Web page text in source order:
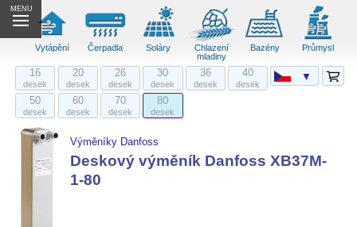
MENU
Vytápění Čerpadla Soláry
Chlazení
mladiny
Bazény Průmysl
16
desek
20
desek
26
desek
30
desek
36
desek
40
desek
50
desek
60
desek
70
desek
80
desek
Výměníky Danfoss
Deskový výměník Danfoss XB37M-
1-80
▼